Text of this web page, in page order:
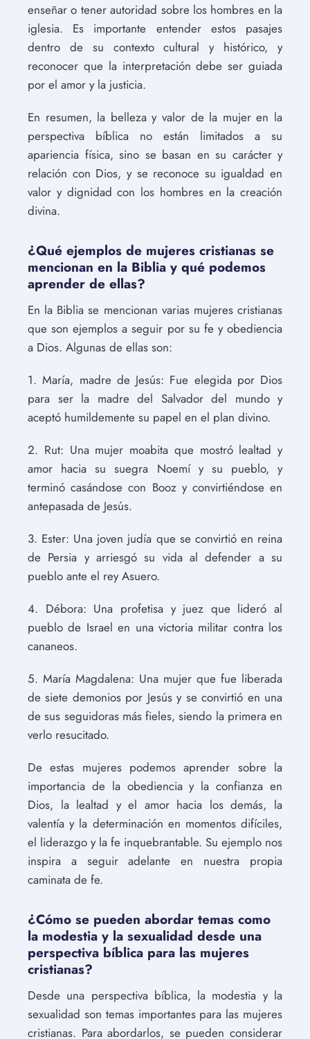
enseñar o tener autoridad sobre los hombres en la
iglesia. Es importante entender estos pasajes
dentro de su contexto cultural y histórico, y
reconocer que la interpretación debe ser guiada
por el amor y la justicia.
En resumen, la belleza y valor de la mujer en la
perspectiva bíblica no están limitados a su
apariencia física, sino se basan en su carácter y
relación con Dios, y se reconoce su igualdad en
valor y dignidad con los hombres en la creación
divina.
¿Qué ejemplos de mujeres cristianas se
mencionan en la Biblia y qué podemos
aprender de ellas?
En la Biblia se mencionan varias mujeres cristianas
que son ejemplos a seguir por su fe y obediencia
a Dios. Algunas de ellas son:
1. María, madre de Jesús: Fue elegida por Dios
para ser la madre del Salvador del mundo y
aceptó humildemente su papel en el plan divino.
2. Rut: Una mujer moabita que mostró lealtad y
amor hacia su suegra Noemí y su pueblo, y
terminó casándose con Booz y convirtiéndose en
antepasada de Jesús.
3. Ester: Una joven judía que se convirtió en reina
de Persia y arriesgó su vida al defender a su
pueblo ante el rey Asuero.
4. Débora: Una profetisa y juez que lideró al
pueblo de Israel en una victoria militar contra los
cananeos.
5. María Magdalena: Una mujer que fue liberada
de siete demonios por Jesús y se convirtió en una
de sus seguidoras más fieles, siendo la primera en
verlo resucitado.
De estas mujeres podemos aprender sobre la
importancia de la obediencia y la confianza en
Dios, la lealtad y el amor hacia los demás, la
valentía y la determinación en momentos difíciles,
el liderazgo y la fe inquebrantable. Su ejemplo nos
inspira a seguir adelante en nuestra propia
caminata de fe.
¿Cómo se pueden abordar temas como
la modestia y la sexualidad desde una
perspectiva bíblica para las mujeres
cristianas?
Desde una perspectiva bíblica, la modestia y la
sexualidad son temas importantes para las mujeres
cristianas. Para abordarlos, se pueden considerar